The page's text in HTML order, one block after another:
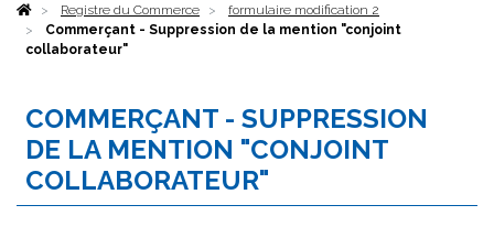
AccueilRegistre du Commerce
formulaire modification 2
Commerçant - Suppression de la mention "conjoint
collaborateur"
COMMERÇANT - SUPPRESSION
DE LA MENTION "CONJOINT
COLLABORATEUR"